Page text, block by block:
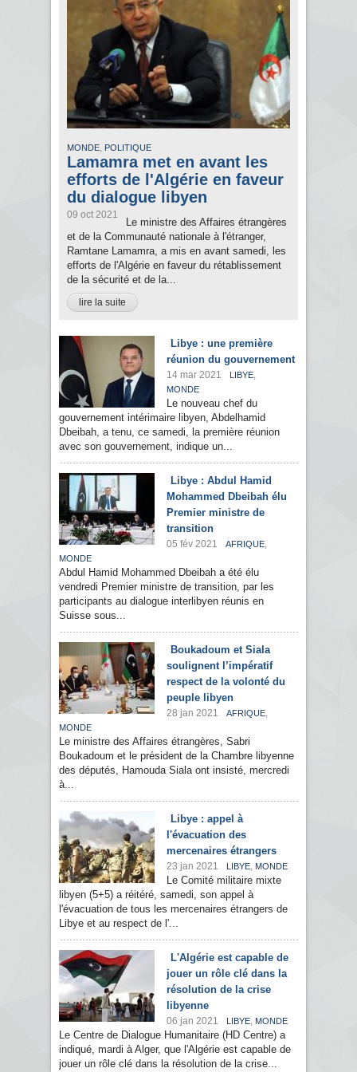
MONDE, POLITIQUE
Lamamra met en avant les
efforts de l'Algérie en faveur
du dialogue libyen
09 oct 2021
Le ministre des Affaires étrangères
et de la Communauté nationale à l'étranger,
Ramtane Lamamra, a mis en avant samedi, les
efforts de l'Algérie en faveur du rétablissement
de la sécurité et de la...
lire la suite
Libye : une première
réunion du gouvernement
14 mar 2021 LIBYE,
MONDE
Le nouveau chef du
gouvernement intérimaire libyen, Abdelhamid
Dbeibah, a tenu, ce samedi, la première réunion
avec son gouvernement, indique un...
Libye : Abdul Hamid
Mohammed Dbeibah élu
Premier ministre de
transition
05 fév 2021 AFRIQUE,
MONDE
Abdul Hamid Mohammed Dbeibah a été élu
vendredi Premier ministre de transition, par les
participants au dialogue interlibyen réunis en
Suisse sous...
Boukadoum et Siala
soulignent l’impératif
respect de la volonté du
peuple libyen
28 jan 2021 AFRIQUE,
MONDE
Le ministre des Affaires étrangères, Sabri
Boukadoum et le président de la Chambre libyenne
des députés, Hamouda Siala ont insisté, mercredi
à...
Libye : appel à
l'évacuation des
mercenaires étrangers
23 jan 2021 LIBYE, MONDE
Le Comité militaire mixte
libyen (5+5) a réitéré, samedi, son appel à
l'évacuation de tous les mercenaires étrangers de
Libye et au respect de l'...
L'Algérie est capable de
jouer un rôle clé dans la
résolution de la crise
libyenne
06 jan 2021 LIBYE, MONDE
Le Centre de Dialogue Humanitaire (HD Centre) a
indiqué, mardi à Alger, que l'Algérie est capable de
jouer un rôle clé dans la résolution de la crise...